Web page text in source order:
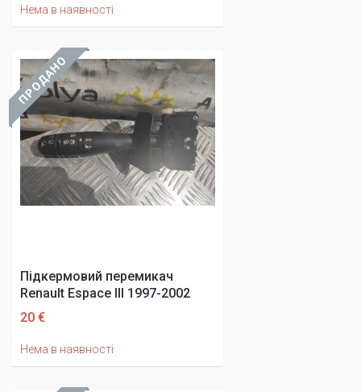
Нема в наявності
ПРОДАНО
Підкермовий перемикач
Renault Espace III 1997-2002
20 €
Нема в наявності